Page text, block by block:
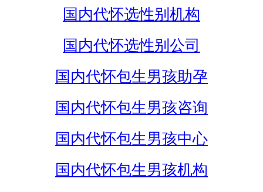
国内代怀选性别机构
国内代怀选性别公司
国内代怀包生男孩助孕
国内代怀包生男孩咨询
国内代怀包生男孩中心
国内代怀包生男孩机构